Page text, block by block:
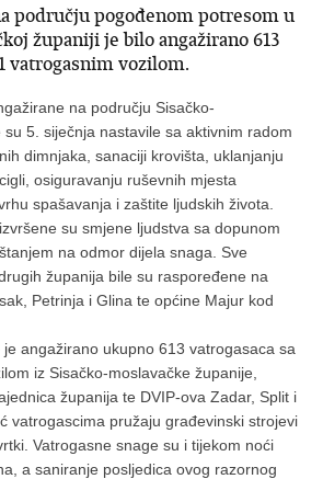
području pogođenom potresom u
županiji je bilo angažirano 613
vatrogasnim vozilom.
na području Sisačko-
5. siječnja nastavile sa aktivnim radom
dimnjaka, sanaciji krovišta, uklanjanju
osiguravanju ruševnih mjesta
spašavanja i zaštite ljudskih života.
su smjene ljudstva sa dopunom
na odmor dijela snaga. Sve
županija bile su raspoređene na
Petrinja i Glina te općine Majur kod
angažirano ukupno 613 vatrogasaca sa
iz Sisačko-moslavačke županije,
županija te DVIP-ova Zadar, Split i
vatrogascima pružaju građevinski strojevi
Vatrogasne snage su i tijekom noći
a saniranje posljedica ovog razornog